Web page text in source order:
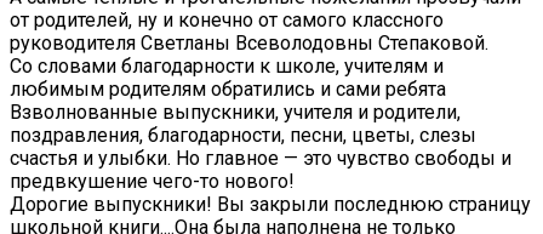
от родителей, ну и конечно от самого классного
руководителя Светланы Всеволодовны Степаковой.
Со словами благодарности к школе, учителям и
любимым родителям обратились и сами ребята
Взволнованные выпускники, учителя и родители,
поздравления, благодарности, песни, цветы, слезы
счастья и улыбки. Но главное — это чувство свободы и
предвкушение чего-то нового!
Дорогие выпускники! Вы закрыли последнюю страницу
школьной книги....Она была наполнена не только